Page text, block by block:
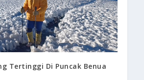
Tertinggi Di Puncak Benua